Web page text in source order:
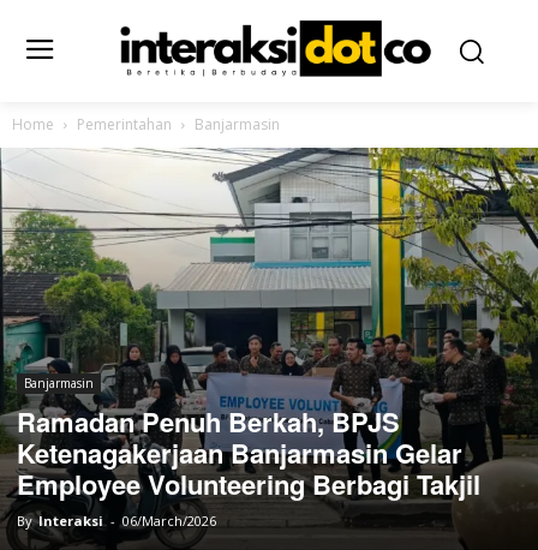
Home Pemerintahan Banjarmasin
Banjarmasin
Ramadan Penuh Berkah, BPJS
Ketenagakerjaan Banjarmasin Gelar
Employee Volunteering Berbagi Takjil
By Interaksi - 06/March/2026